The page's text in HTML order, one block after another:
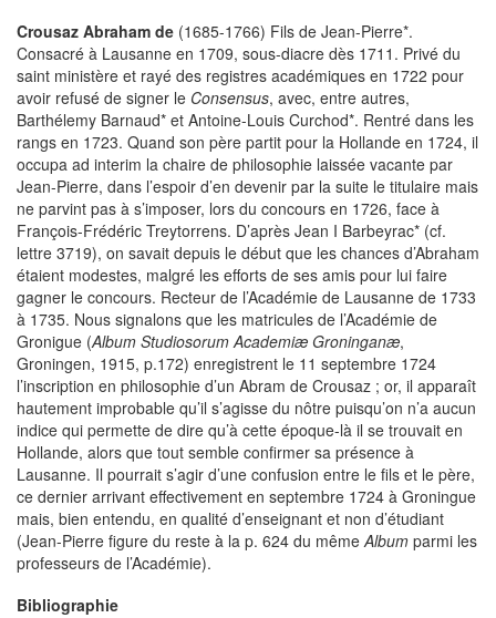
Crousaz Abraham de (1685-1766) Fils de Jean-Pierre*.
Consacré à Lausanne en 1709, sous-diacre dès 1711. Privé du
saint ministère et rayé des registres académiques en 1722 pour
avoir refusé de signer le Consensus, avec, entre autres,
Barthélemy Barnaud* et Antoine-Louis Curchod*. Rentré dans les
rangs en 1723. Quand son père partit pour la Hollande en 1724, il
occupa ad interim la chaire de philosophie laissée vacante par
Jean-Pierre, dans l’espoir d’en devenir par la suite le titulaire mais
ne parvint pas à s’imposer, lors du concours en 1726, face à
François-Frédéric Treytorrens. D’après Jean I Barbeyrac* (cf.
lettre 3719), on savait depuis le début que les chances d’Abraham
étaient modestes, malgré les efforts de ses amis pour lui faire
gagner le concours. Recteur de l’Académie de Lausanne de 1733
à 1735. Nous signalons que les matricules de l’Académie de
Gronigue (Album Studiosorum Academiæ Groninganæ,
Groningen, 1915, p.172) enregistrent le 11 septembre 1724
l’inscription en philosophie d’un Abram de Crousaz ; or, il apparaît
hautement improbable qu’il s’agisse du nôtre puisqu’on n’a aucun
indice qui permette de dire qu’à cette époque-là il se trouvait en
Hollande, alors que tout semble confirmer sa présence à
Lausanne. Il pourrait s’agir d’une confusion entre le fils et le père,
ce dernier arrivant effectivement en septembre 1724 à Groningue
mais, bien entendu, en qualité d’enseignant et non d’étudiant
(Jean-Pierre figure du reste à la p. 624 du même Album parmi les
professeurs de l’Académie).
Bibliographie